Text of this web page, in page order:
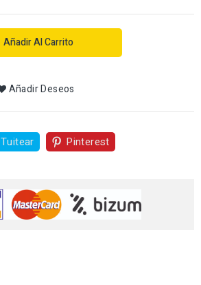
Añadir Al Carrito
Añadir Deseos
Tuitear Pinterest